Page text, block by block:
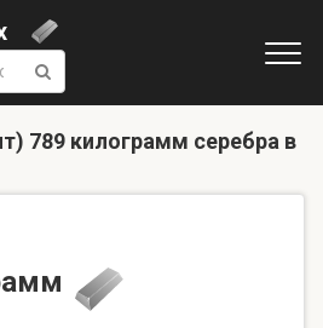
789 килограмм серебра в